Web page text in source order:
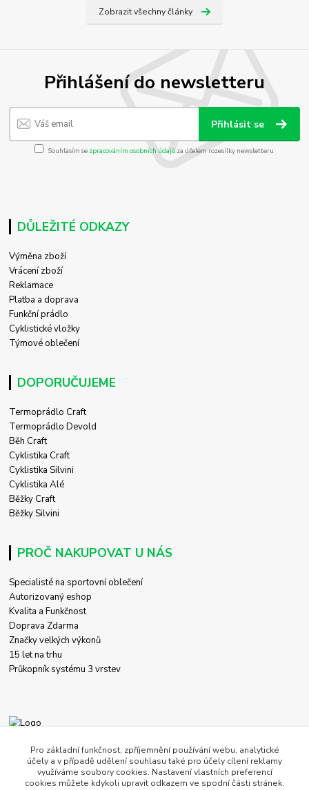
Zobrazit všechny články
Přihlášení do newsletteru
Přihlásit se
Souhlasím se zpracováním osobních údajůza účelem rozesílky newsletteru.
DŮLEŽITÉ ODKAZY
Výměna zboží
Vrácení zboží
Reklamace
Platba a doprava
Funkční prádlo
Cyklistické vložky
Týmové oblečení
DOPORUČUJEME
Termoprádlo Craft
Termoprádlo Devold
Běh Craft
Cyklistika Craft
Cyklistika Silvini
Cyklistika Alé
Běžky Craft
Běžky Silvini
PROČ NAKUPOVAT U NÁS
Specialisté na sportovní oblečení
Autorizovaný eshop
Kvalita a Funkčnost
Doprava Zdarma
Značky velkých výkonů
15 let na trhu
Průkopník systému 3 vrstev
+420 774 458 618
obchod@c-store.cz
Pro základní funkčnost, zpříjemnění používání webu, analytické
účely a v případě udělení souhlasu také pro účely cílení reklamy
využíváme soubory cookies. Nastavení vlastních preferencí
cookies můžete kdykoli upravit odkazem ve spodní části stránek.